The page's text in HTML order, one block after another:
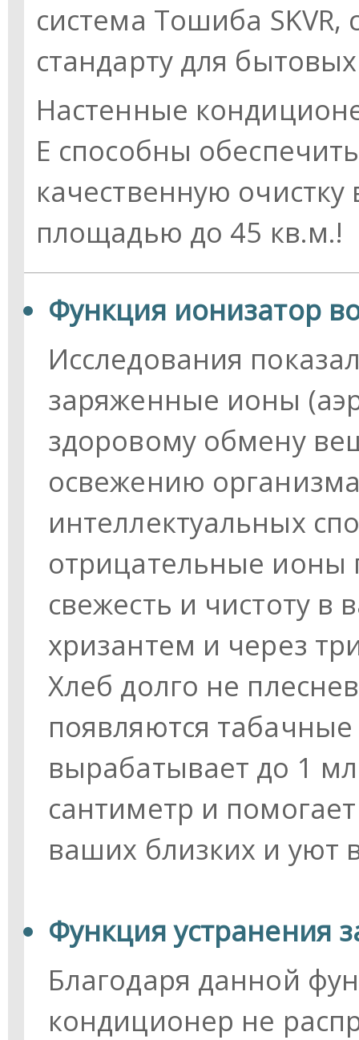
система Тошиба SKVR,
стандарту для
Настенные
E способны
качественную
площадью до 45 кв.м.!
Функция ионизатор
Исследования
заряженные ионы
здоровому обмену
освежению
интеллектуальных
отрицательные ионы
свежесть и чистоту в
хризантем и через
Хлеб долго не
появляются
вырабатывает до 1
сантиметр и
ваших близких и уют
Функция устранения
Благодаря данной
кондиционер не